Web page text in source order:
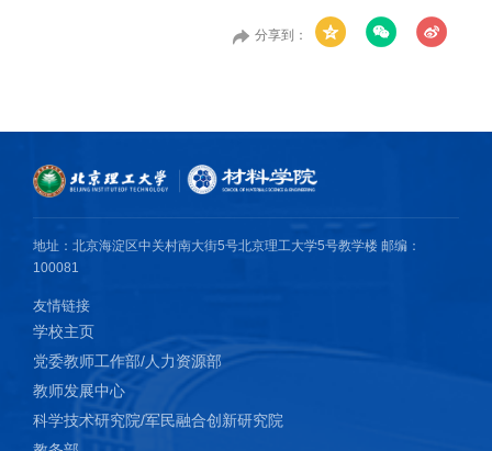
分享到：
地址：北京海淀区中关村南大街5号北京理工大学5号教学楼 邮编：
100081
友情链接
学校主页
党委教师工作部/人力资源部
教师发展中心
科学技术研究院/军民融合创新研究院